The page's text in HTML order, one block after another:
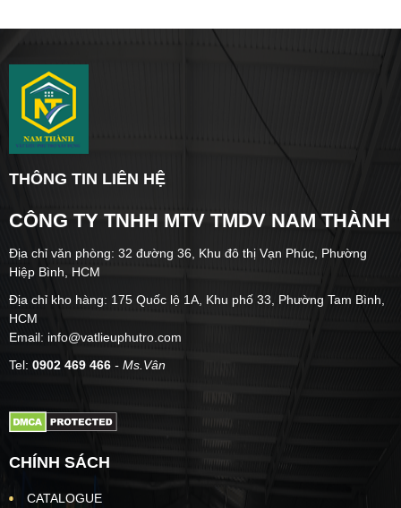
THÔNG TIN LIÊN HỆ
CÔNG TY TNHH MTV TMDV NAM THÀNH
Địa chỉ văn phòng: 32 đường 36, Khu đô thị Vạn Phúc, Phường
Hiệp Bình, HCM
Địa chỉ kho hàng: 175 Quốc lộ 1A, Khu phố 33, Phường Tam Bình,
HCM
Email: info@vatlieuphutro.com
Tel: 0902 469 466 - Ms.Vân
CHÍNH SÁCH
CATALOGUE